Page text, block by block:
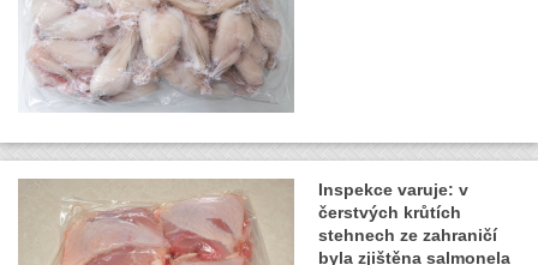
Inspekce varuje: v
čerstvých krůtích
stehnech ze zahraničí
byla zjištěna salmonela